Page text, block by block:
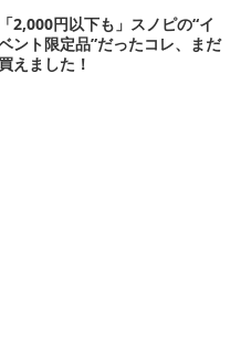
「2,000円以下も」スノピの“イ
ント限定品”だったコレ、まだ
買えました！